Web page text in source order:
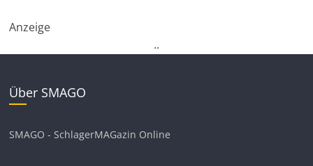
Anzeige
..
Über SMAGO
SMAGO - SchlagerMAGazin Online